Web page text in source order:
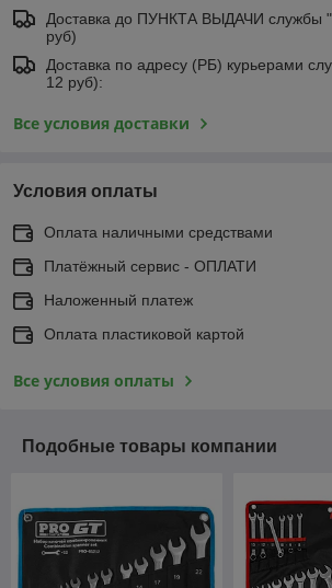
Доставка до ПУНКТА ВЫДАЧИ службы
руб)
Доставка по адресу (РБ) курьерами
12 руб):
Все условия доставки
Условия оплаты
Оплата наличными средствами
Платёжный сервис - ОПЛАТИ
Наложенный платеж
Оплата пластиковой картой
Все условия оплаты
Подобные товары компании